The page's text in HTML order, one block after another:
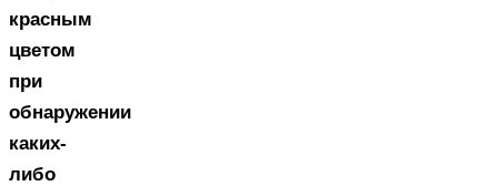
красным
цветом
при
обнаружении
каких-
либо